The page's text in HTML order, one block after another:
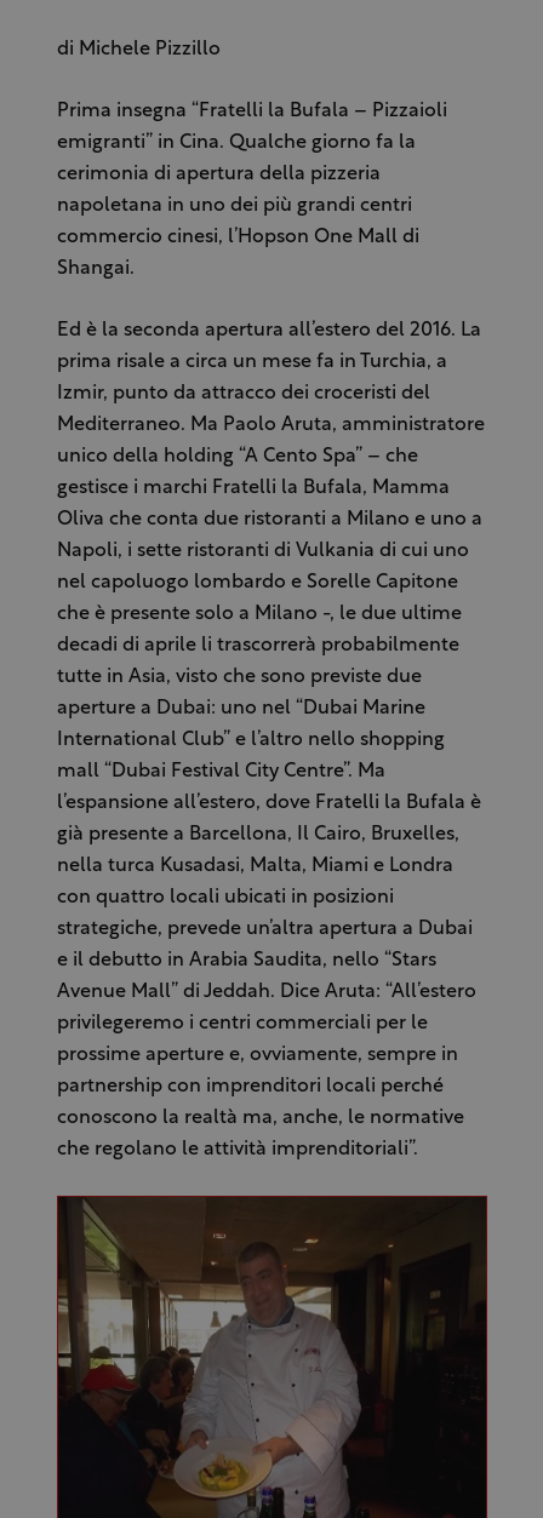
di Michele Pizzillo
Prima insegna “Fratelli la Bufala – Pizzaioli
emigranti” in Cina. Qualche giorno fa la
cerimonia di apertura della pizzeria
napoletana in uno dei più grandi centri
commercio cinesi, l’Hopson One Mall di
Shangai.
Ed è la seconda apertura all’estero del 2016. La
prima risale a circa un mese fa in Turchia, a
Izmir, punto da attracco dei croceristi del
Mediterraneo. Ma Paolo Aruta, amministratore
unico della holding “A Cento Spa” – che
gestisce i marchi Fratelli la Bufala, Mamma
Oliva che conta due ristoranti a Milano e uno a
Napoli, i sette ristoranti di Vulkania di cui uno
nel capoluogo lombardo e Sorelle Capitone
che è presente solo a Milano -, le due ultime
decadi di aprile li trascorrerà probabilmente
tutte in Asia, visto che sono previste due
aperture a Dubai: uno nel “Dubai Marine
International Club” e l’altro nello shopping
mall “Dubai Festival City Centre”. Ma
l’espansione all’estero, dove Fratelli la Bufala è
già presente a Barcellona, Il Cairo, Bruxelles,
nella turca Kusadasi, Malta, Miami e Londra
con quattro locali ubicati in posizioni
strategiche, prevede un’altra apertura a Dubai
e il debutto in Arabia Saudita, nello “Stars
Avenue Mall” di Jeddah. Dice Aruta: “All’estero
privilegeremo i centri commerciali per le
prossime aperture e, ovviamente, sempre in
partnership con imprenditori locali perché
conoscono la realtà ma, anche, le normative
che regolano le attività imprenditoriali”.